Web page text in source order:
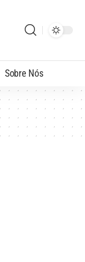
Sobre Nós